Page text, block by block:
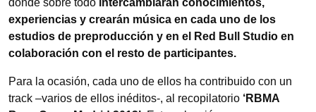
donde sobre todo
intercambiarán conocimientos,
experiencias y crearán música en cada uno de los
estudios de preproducción y en el Red Bull Studio en
colaboración con el resto de participantes.
Para la ocasión, cada uno de ellos ha contribuido con un
track –varios de ellos inéditos-, al recopilatorio ‘RBMA